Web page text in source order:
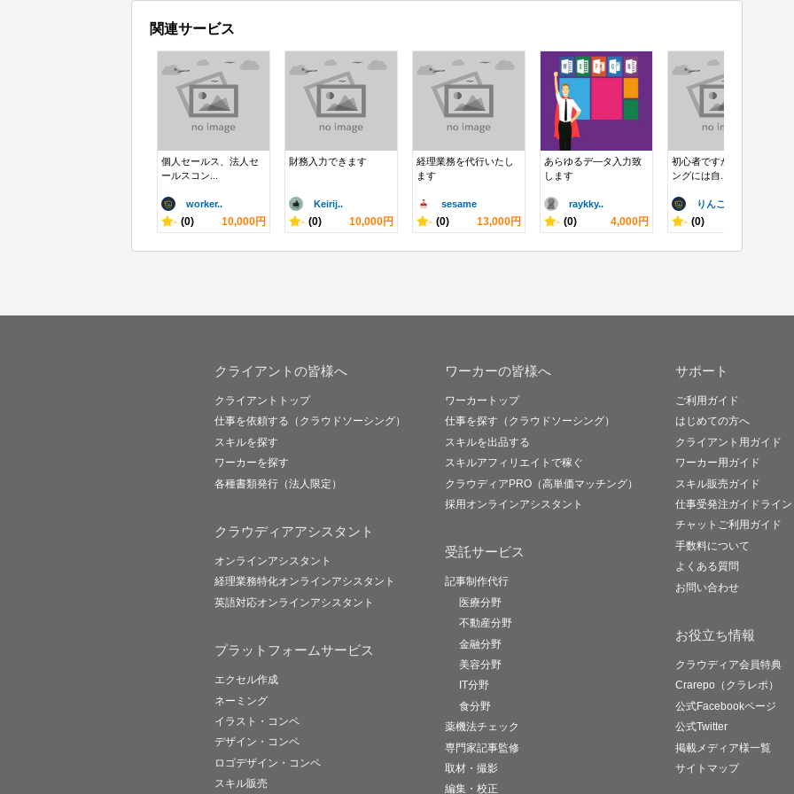
関連サービス
個人セールス、法人セ
ールスコン...
worker..
- (0) 10,000円
財務入力できます
Keirij..
- (0) 10,000円
経理業務を代行いたし
ます
sesame
- (0) 13,000円
あらゆるデ―タ入力致
します
raykky..
- (0) 4,000円
初心者ですが、タイピ
ングには自...
りんご_84..
- (0)
クライアントの皆様へ
クライアントトップ
仕事を依頼する（クラウドソーシング）
スキルを探す
ワーカーを探す
各種書類発行（法人限定）
クラウディアアシスタント
オンラインアシスタント
経理業務特化オンラインアシスタント
英語対応オンラインアシスタント
プラットフォームサービス
エクセル作成
ネーミング
イラスト・コンペ
デザイン・コンペ
ロゴデザイン・コンペ
スキル販売
ワーカーの皆様へ
ワーカートップ
仕事を探す（クラウドソーシング）
スキルを出品する
スキルアフィリエイトで稼ぐ
クラウディアPRO（高単価マッチング）
採用オンラインアシスタント
受託サービス
記事制作代行
医療分野
不動産分野
金融分野
美容分野
IT分野
食分野
薬機法チェック
専門家記事監修
取材・撮影
編集・校正
サポート
ご利用ガイド
はじめての方へ
クライアント用ガイド
ワーカー用ガイド
スキル販売ガイド
仕事受発注ガイドライン
チャットご利用ガイド
手数料について
よくある質問
お問い合わせ
お役立ち情報
クラウディア会員特典
Crarepo（クラレポ）
公式Facebookページ
公式Twitter
掲載メディア様一覧
サイトマップ